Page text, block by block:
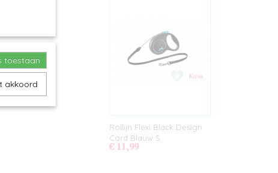
Rollijn Flexi Black Design
Cord Blauw S
€ 11,99
toestaan
akkoord